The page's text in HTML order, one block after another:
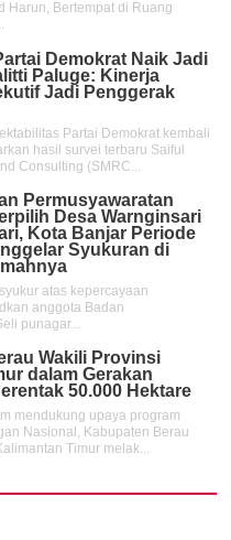
Harun, Bertempat di Ruang
Demokrat Naik Jadi
Paluge: Kinerja
Jadi Penggerak
Partai Demokrat kembali
hasil survei terbaru Saiful
Consulting (SMRC...
Permusyawaratan
Desa Warnginsari
Kota Banjar Periode
Syukuran di
atas kepercayaan
anggota Badan
punagar...
Wakili Provinsi
dalam Gerakan
50.000 Hektare
mendukung upaya program
Nasional, Kabupaten Berau
Timur melak...